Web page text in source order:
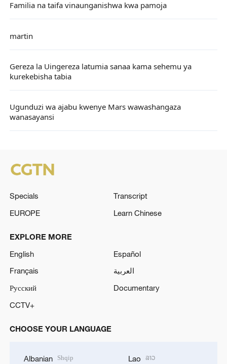
Familia na taifa vinaunganishwa kwa pamoja
martin
Gereza la Uingereza latumia sanaa kama sehemu ya
kurekebisha tabia
Ugunduzi wa ajabu kwenye Mars wawashangaza
wanasayansi
Specials
Transcript
EUROPE
Learn Chinese
EXPLORE MORE
English
Español
Français
العربية
Русский
Documentary
CCTV+
CHOOSE YOUR LANGUAGE
Albanian Shqip Lao ລາວ